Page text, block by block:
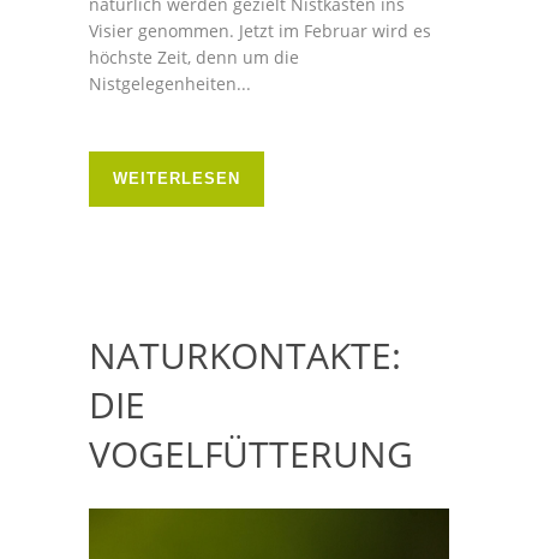
Visier genommen. Jetzt im Februar wird es
höchste Zeit, denn um die
Nistgelegenheiten...
WEITERLESEN
NATURKONTAKTE:
DIE
VOGELFÜTTERUNG